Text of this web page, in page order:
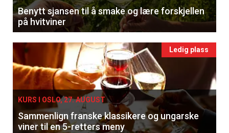
Benytt sjansen til å smake og lære forskjellen
på hvitviner
Ledig plass
KURS I OSLO, 27. AUGUST
Sammenlign franske klassikere og ungarske
viner til en 5-retters meny